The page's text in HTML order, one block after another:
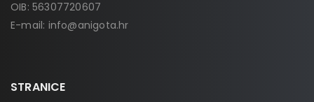
OIB: 56307720607
E-mail: info@anigota.hr
STRANICE